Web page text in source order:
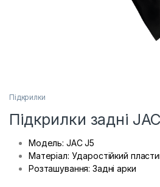
Підкрилки
Підкрилки задні
Модель: JAC J5
Матеріал: Ударостійкий
Розташування: Задні арки